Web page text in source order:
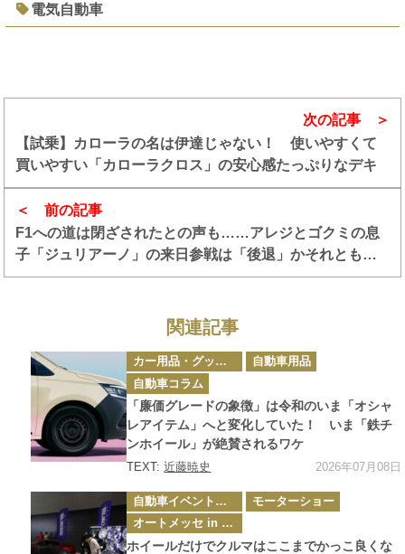
電気自動車
前の記事
F1への道は閉ざされたとの声も……アレジとゴクミの息
子「ジュリアーノ」の来日参戦は「後退」かそれとも
「前進」なのか
次の記事
【試乗】カローラの名は伊達じゃない！ 使いやすくて
買いやすい「カローラクロス」の安心感たっぷりなデキ
関連記事
カ
テ
ゴ
リ
ー
カー用品・グッズ情報
自動車用品
自動車コラム
「廉価グレードの象徴」は令和のいま「オシャ
レアイテム」へと変化していた！ いま「鉄チ
ンホイール」が絶賛されるワケ
TEXT:近藤暁史 2026年07月08日
カ
テ
ゴ
リ
ー
自動車イベント・カーイベント
モーターショー
オートメッセ in 愛知
ホイールだけでクルマはここまでかっこ良くな